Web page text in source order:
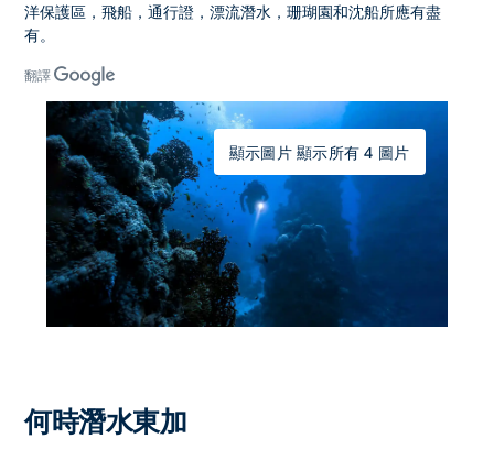
洋保護區，飛船，通行證，漂流潛水，珊瑚園和沈船所應有盡
有。
翻譯
顯示圖片 顯示所有 4 圖片
何時潛水東加